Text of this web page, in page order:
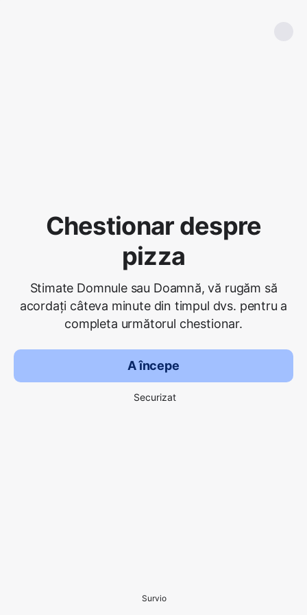
Chestionar despre
pizza
Stimate Domnule sau Doamnă, vă rugăm să
acordați câteva minute din timpul dvs. pentru a
completa următorul chestionar.
A începe
Securizat
Survio